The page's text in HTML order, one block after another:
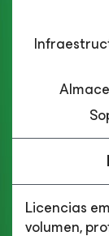
Licencias
volumen,